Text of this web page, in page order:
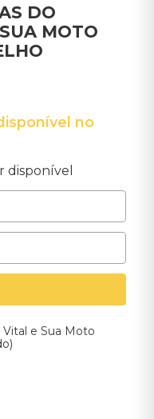
DO
MOTO
no
disponível
Vital e Sua Moto